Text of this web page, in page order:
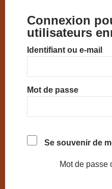
Connexion
utilisateurs
Identifiant ou e-mail
Mot de passe
Se souvenir de
Mot de